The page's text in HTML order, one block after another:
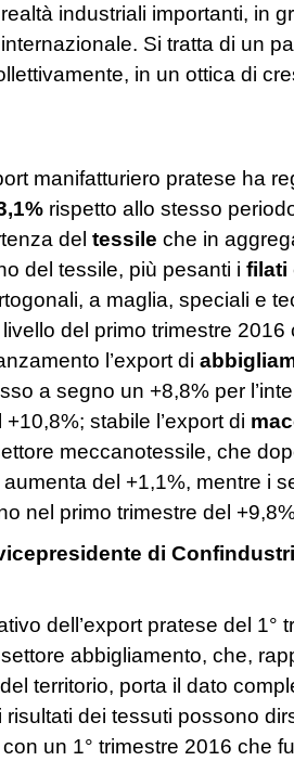
industriali importanti, in
Si tratta di un
in un ottica di
manifatturiero pratese ha
rispetto allo stesso
del tessile che in
del tessile, più pesanti i filati
a maglia, speciali e
del primo trimestre
l’export di
a segno un +8,8% per
stabile l’export di
meccanotessile, che
del +1,1%, mentre i
nel primo trimestre del
di
dell’export pratese del
abbigliamento, che,
territorio, porta il dato
risultati dei tessuti possono
un 1° trimestre 2016 che